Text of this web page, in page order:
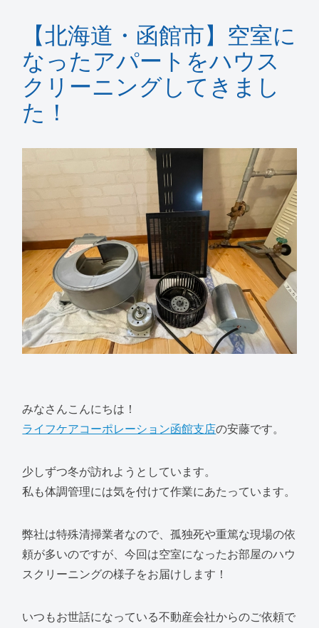
【北海道・函館市】空室に
なったアパートをハウス
クリーニングしてきまし
た！
みなさんこんにちは！
ライフケアコーポレーション函館支店の安藤です。
少しずつ冬が訪れようとしています。
私も体調管理には気を付けて作業にあたっています。
弊社は特殊清掃業者なので、孤独死や重篤な現場の依
頼が多いのですが、今回は空室になったお部屋のハウ
スクリーニングの様子をお届けします！
いつもお世話になっている不動産会社からのご依頼で